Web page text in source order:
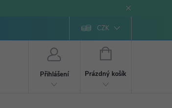
CZK
Přihlášení
NÁKUPNÍ
Prázdný košík